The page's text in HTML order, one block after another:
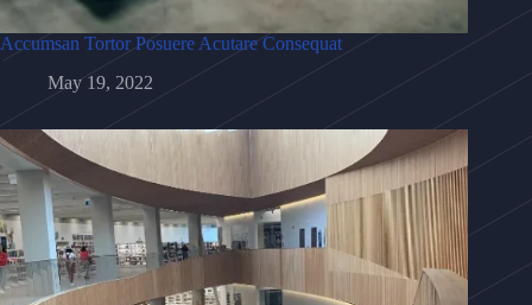
Accumsan Tortor Posuere Acutare Consequat
May 19, 2022